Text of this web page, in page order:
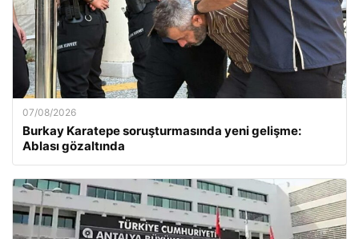
07/08/2026
Burkay Karatepe soruşturmasında yeni gelişme:
Ablası gözaltında